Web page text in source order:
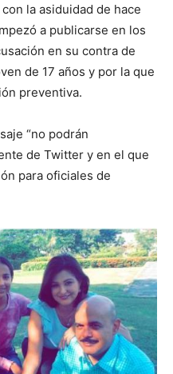
la asiduidad de hace
a publicarse en los
en su contra de
de 17 años y por la que
preventiva.
“no podrán
de Twitter y en el que
para oficiales de